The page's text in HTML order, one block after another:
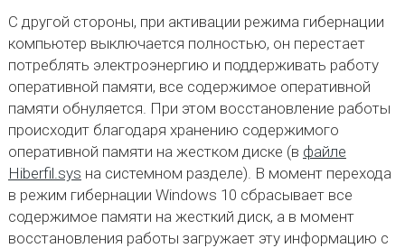
С другой стороны, при активации режима гибернации
компьютер выключается полностью, он перестает
потреблять электроэнергию и поддерживать работу
оперативной памяти, все содержимое оперативной
памяти обнуляется. При этом восстановление работы
происходит благодаря хранению содержимого
оперативной памяти на жестком диске (в файле
Hiberfil.sys на системном разделе). В момент перехода
в режим гибернации Windows 10 сбрасывает все
содержимое памяти на жесткий диск, а в момент
восстановления работы загружает эту информацию с